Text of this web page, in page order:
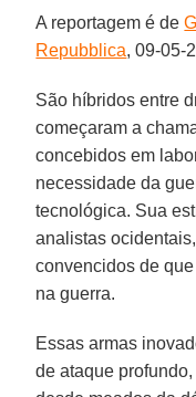
A reportagem é de
Repubblica, 09-05-
São híbridos entre
começaram a
concebidos em
necessidade da
tecnológica. Sua
analistas
convencidos de
na guerra.
Essas armas
de ataque